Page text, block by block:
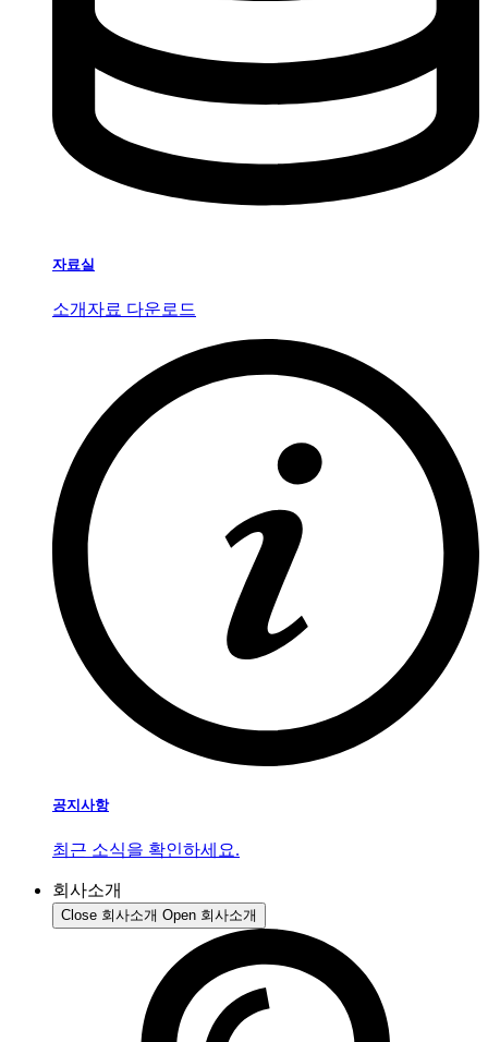
자료실
소개자료 다운로드
공지사항
최근 소식을 확인하세요.
회사소개
Close 회사소개 Open 회사소개